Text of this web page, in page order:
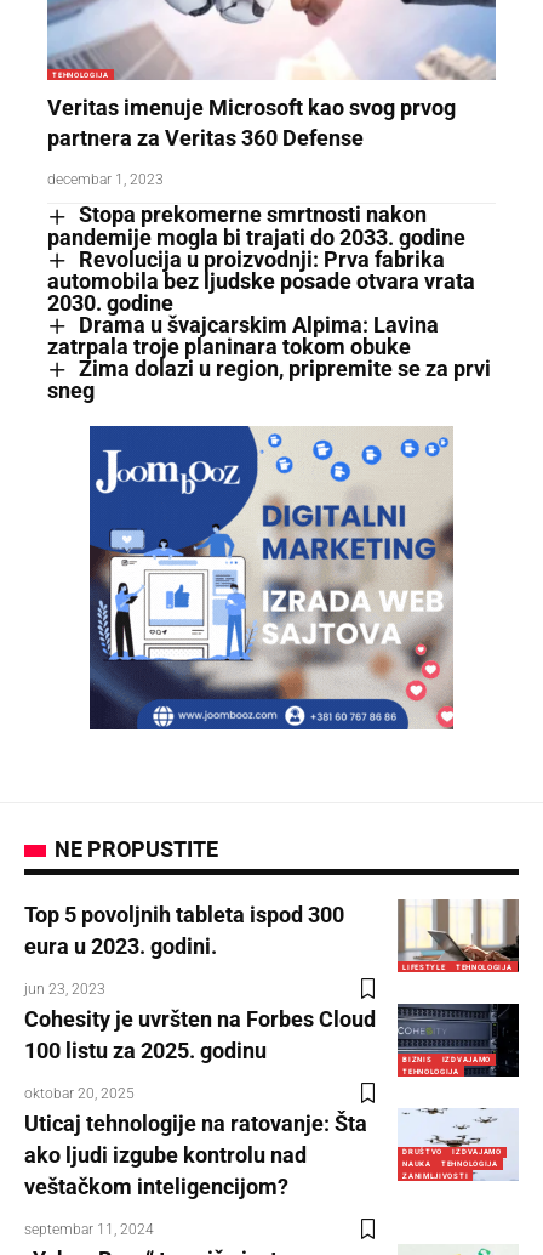
TEHNOLOGIJA
Veritas imenuje Microsoft kao svog prvog
partnera za Veritas 360 Defense
decembar 1, 2023
Stopa prekomerne smrtnosti nakon
pandemije mogla bi trajati do 2033. godine
Revolucija u proizvodnji: Prva fabrika
automobila bez ljudske posade otvara vrata
2030. godine
Drama u švajcarskim Alpima: Lavina
zatrpala troje planinara tokom obuke
Zima dolazi u region, pripremite se za prvi
sneg
NE PROPUSTITE
LIFESTYLE TEHNOLOGIJA
Top 5 povoljnih tableta ispod 300
eura u 2023. godini.
jun 23, 2023
BIZNIS
IZDVAJAMO
TEHNOLOGIJA
Cohesity je uvršten na Forbes Cloud
100 listu za 2025. godinu
oktobar 20, 2025
DRUŠTVO
IZDVAJAMO
NAUKA
TEHNOLOGIJA
ZANIMLJIVOSTI
Uticaj tehnologije na ratovanje: Šta
ako ljudi izgube kontrolu nad
veštačkom inteligencijom?
septembar 11, 2024